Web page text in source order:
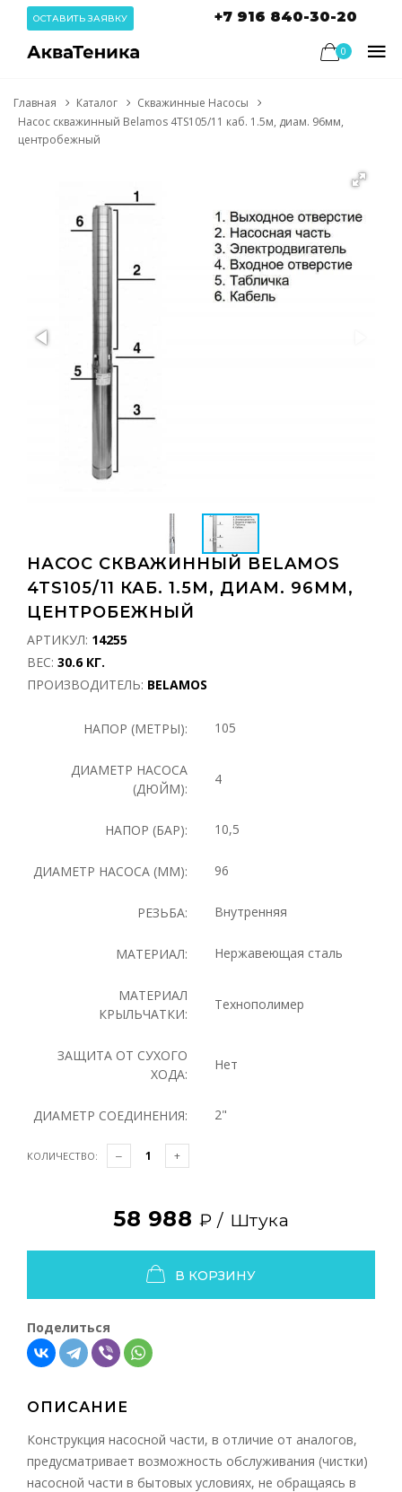
ОСТАВИТЬ ЗАЯВКУ +7 916 840-30-20
0
Главная Каталог
Скважинные Насосы
Насос скважинный Belamos 4TS105/11 каб. 1.5м, диам. 96мм,
центробежный
НАСОС СКВАЖИННЫЙ BELAMOS
4TS105/11 КАБ. 1.5М, ДИАМ. 96ММ,
ЦЕНТРОБЕЖНЫЙ
АРТИКУЛ: 14255
ВЕС: 30.6 КГ.
ПРОИЗВОДИТЕЛЬ: BELAMOS
НАПОР (МЕТРЫ): 105
ДИАМЕТР НАСОСА
(ДЮЙМ):
4
НАПОР (БАР): 10,5
ДИАМЕТР НАСОСА (ММ): 96
РЕЗЬБА: Внутренняя
МАТЕРИАЛ: Нержавеющая сталь
МАТЕРИАЛ
КРЫЛЬЧАТКИ:
Технополимер
ЗАЩИТА ОТ СУХОГО
ХОДА:
Нет
ДИАМЕТР СОЕДИНЕНИЯ: 2"
КОЛИЧЕСТВО:
58 988 ₽ / Штука
В КОРЗИНУ
Поделиться
ОПИСАНИЕ
Конструкция насосной части, в отличие от аналогов,
предусматривает возможность обслуживания (чистки)
насосной части в бытовых условиях, не обращаясь в